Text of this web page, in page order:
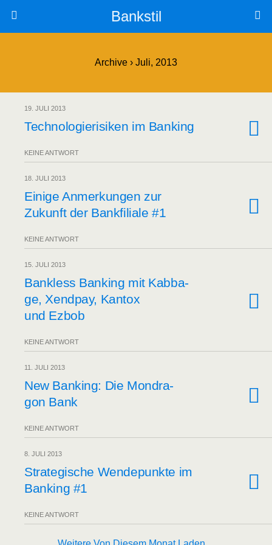
Bankstil
Archive › Juli, 2013
19. JULI 2013
Tech­no­lo­gie­ri­si­ken im Banking
KEINE ANTWORT
18. JULI 2013
Eini­ge Anmer­kun­gen zur
Zukunft der Bank­fi­lia­le #1
KEINE ANTWORT
15. JULI 2013
Bank­less Ban­king mit Kab­ba­
ge, Xend­pay, Kan­tox
und Ezbob
KEINE ANTWORT
11. JULI 2013
New Ban­king: Die Mond­ra­
gon Bank
KEINE ANTWORT
8. JULI 2013
Stra­te­gi­sche Wen­de­punk­te im
Ban­king #1
KEINE ANTWORT